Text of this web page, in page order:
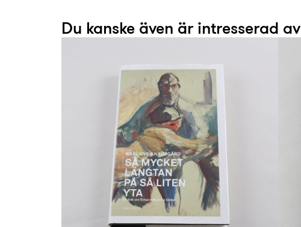
Du kanske även är intresserad av